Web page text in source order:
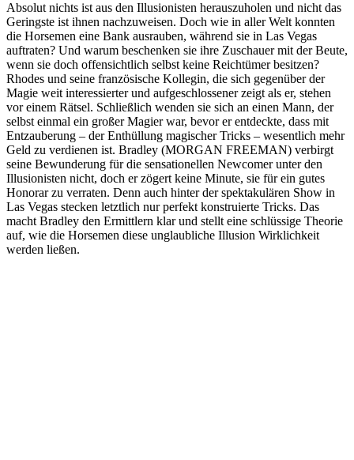
Absolut nichts ist aus den Illusionisten herauszuholen und nicht das
Geringste ist ihnen nachzuweisen. Doch wie in aller Welt konnten
die Horsemen eine Bank ausrauben, während sie in Las Vegas
auftraten? Und warum beschenken sie ihre Zuschauer mit der Beute,
wenn sie doch offensichtlich selbst keine Reichtümer besitzen?
Rhodes und seine französische Kollegin, die sich gegenüber der
Magie weit interessierter und aufgeschlossener zeigt als er, stehen
vor einem Rätsel. Schließlich wenden sie sich an einen Mann, der
selbst einmal ein großer Magier war, bevor er entdeckte, dass mit
Entzauberung – der Enthüllung magischer Tricks – wesentlich mehr
Geld zu verdienen ist. Bradley (MORGAN FREEMAN) verbirgt
seine Bewunderung für die sensationellen Newcomer unter den
Illusionisten nicht, doch er zögert keine Minute, sie für ein gutes
Honorar zu verraten. Denn auch hinter der spektakulären Show in
Las Vegas stecken letztlich nur perfekt konstruierte Tricks. Das
macht Bradley den Ermittlern klar und stellt eine schlüssige Theorie
auf, wie die Horsemen diese unglaubliche Illusion Wirklichkeit
werden ließen.